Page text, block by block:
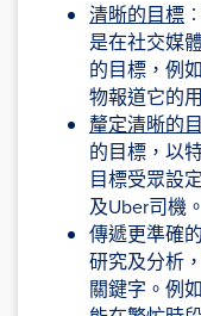
清晰的目標
是在社交媒
的目標，例
物報道它的
釐定清晰的
的目標，以
目標受眾設
及Uber司機。
傳遞更準確
研究及分析
關鍵字。例